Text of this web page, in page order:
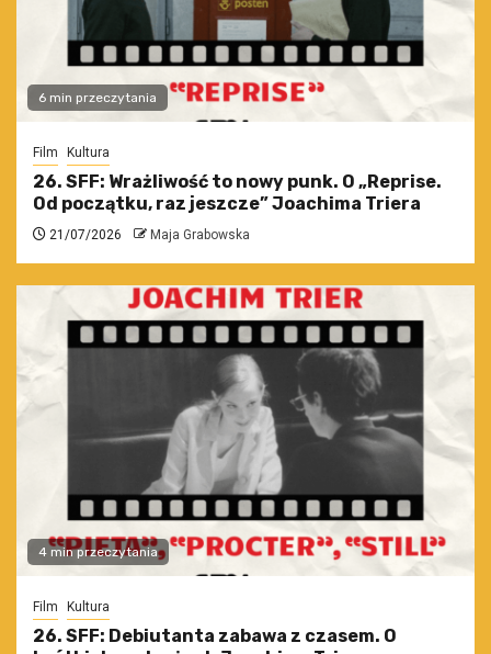
6 min przeczytania
Film Kultura
26. SFF: Wrażliwość to nowy punk. O „Reprise.
Od początku, raz jeszcze” Joachima Triera
21/07/2026 Maja Grabowska
4 min przeczytania
Film Kultura
26. SFF: Debiutanta zabawa z czasem. O